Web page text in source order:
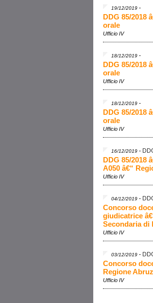
19/12/2019 -
DDG 85/2018
orale
Ufficio IV
18/12/2019 -
DDG 85/2018
orale
Ufficio IV
18/12/2019 -
DDG 85/2018
orale
Ufficio IV
16/12/2019 -
DDG 85/2018
A050 â€“
Ufficio IV
04/12/2019 -
Concorso
giudicatrice
Secondaria di
Ufficio IV
03/12/2019 -
Concorso
Regione
Ufficio IV